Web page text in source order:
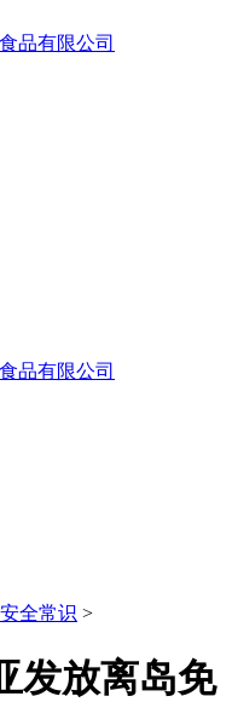
全常识 >
发放离岛免